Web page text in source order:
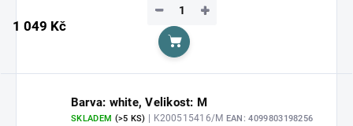
1 049 Kč
+
−
Do košíku
Barva: white, Velikost: M
SKLADEM (>5 KS) | K200515416/M EAN: 4099803198256